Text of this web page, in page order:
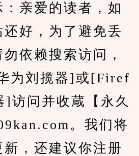
亲爱的读者，如
好，为了避免丢
依赖搜索访问，
为刘揽器]或[Firef
]访问并收蔵【永久
。我们将
，还建议你注册